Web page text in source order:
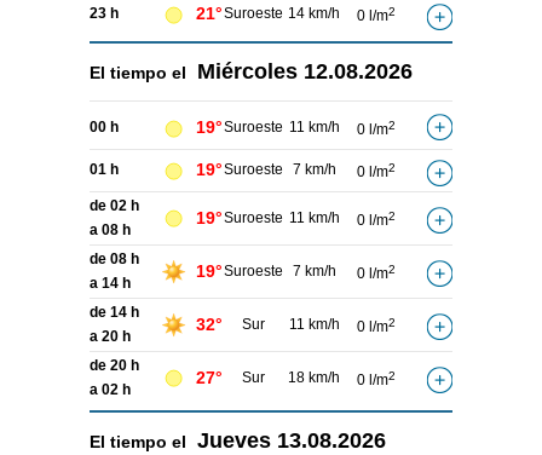
23 h 21°Suroeste 14 km/h 0 l/m2
El tiempo el Miércoles 12.08.2026
00 h 19°Suroeste 11 km/h 0 l/m2
01 h 19°Suroeste 7 km/h 0 l/m2
de 02 h
a 08 h
19°Suroeste 11 km/h 0 l/m2
de 08 h
a 14 h
19°Suroeste 7 km/h 0 l/m2
de 14 h
a 20 h
32° Sur 11 km/h 0 l/m2
de 20 h
a 02 h
27° Sur 18 km/h 0 l/m2
El tiempo el Jueves 13.08.2026